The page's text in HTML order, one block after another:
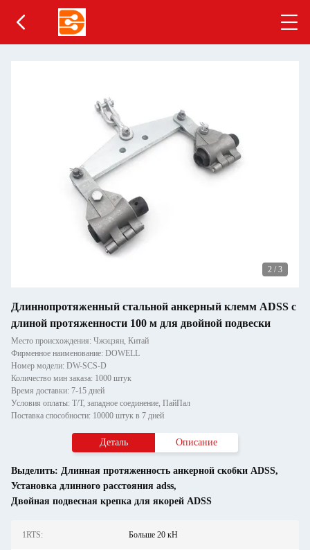
2 / 3
Длиннопротяженный стальной анкерный клемм ADSS с
длиной протяженности 100 м для двойной подвески
Место происхождения: Чжэцзян, Китай
Фирменное наименование: DOWELL
Номер модели: DW-SCS-D
Количество мин заказа: 1000 штук
Время доставки: 7-15 дней
Условия оплаты: Т/Т, западное соединение, ПайПал
Поставка способности: 10000 штук в 7 дней
Деталь Описание
Выделить: Длинная протяженность анкерной скобки ADSS,
Установка длинного расстояния adss,
Двойная подвесная крепка для якорей ADSS
1RTS: Больше 20 кН